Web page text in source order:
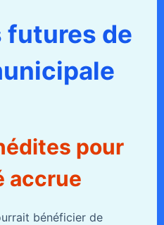
futures de
pour
accrue
bénéficier de